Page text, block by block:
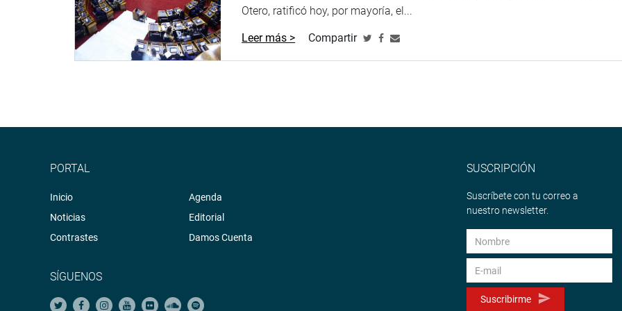
Otero, ratificó hoy, por mayoría, el...
Leer más > Compartir
PORTAL
Inicio
Noticias
Contrastes
Agenda
Editorial
Damos Cuenta
SÍGUENOS
SUSCRIPCIÓN
Suscríbete con tu correo a
nuestro newsletter.
Suscribirme